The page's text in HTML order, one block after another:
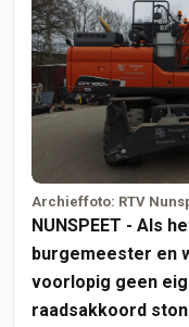
Archieffoto: RTV
NUNSPEET - Als
burgemeester en
voorlopig geen
raadsakkoord